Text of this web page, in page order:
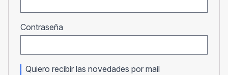
Contraseña
Quiero recibir las novedades por mail